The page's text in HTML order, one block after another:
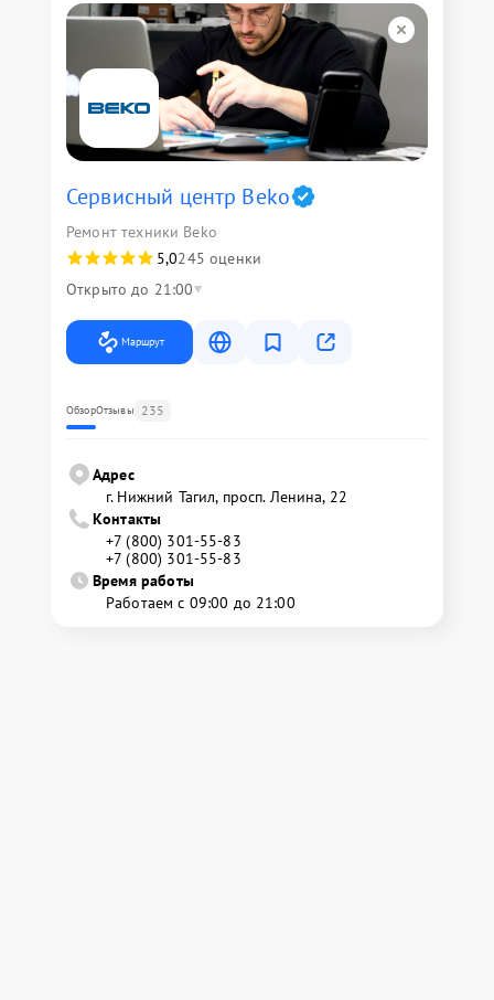
Сервисный центр Beko
Ремонт техники Beko
5,0245 оценки
Открыто до 21:00
Маршрут
ОбзорОтзывы 235
Адрес
г. Нижний Тагил, просп. Ленина, 22
Контакты
+7 (800) 301-55-83
+7 (800) 301-55-83
Время работы
Работаем с 09:00 до 21:00